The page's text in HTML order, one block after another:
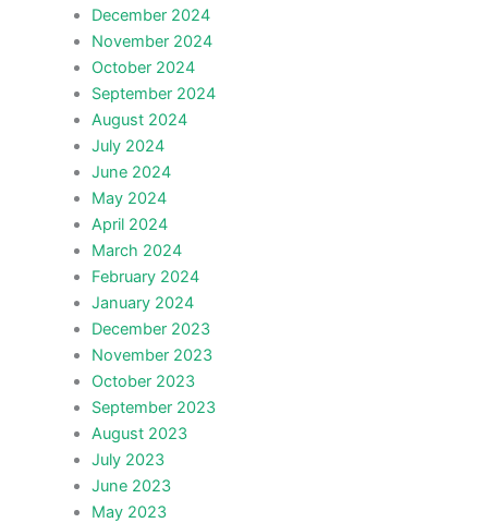
December 2024
November 2024
October 2024
September 2024
August 2024
July 2024
June 2024
May 2024
April 2024
March 2024
February 2024
January 2024
December 2023
November 2023
October 2023
September 2023
August 2023
July 2023
June 2023
May 2023